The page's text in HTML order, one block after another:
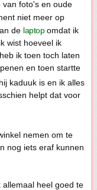
van foto's en oude
niet meer op
de laptopomdat ik
wist hoeveel ik
ik toen toch laten
en toen startte
kaduuk is en ik alles
helpt dat voor
nemen om te
nog iets eraf kunnen
heel goed te